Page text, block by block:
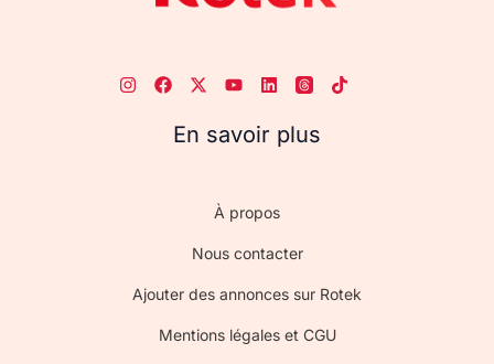
En savoir plus
À propos
Nous contacter
Ajouter des annonces sur Rotek
Mentions légales et CGU